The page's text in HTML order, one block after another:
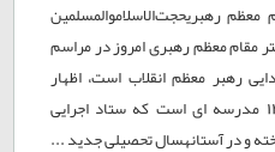
رهبریحجت‌الاسلاموالمسلمین
مقام معظم رهبری امروز در مراسم
اهدایی رهبر معظم انقلاب است، اظهار
داشت:این مراسم برای افتتاح140 مدرسه ‌ای است که ستاد اجرایی
و در آستانهسال تحصیلی جدید ...